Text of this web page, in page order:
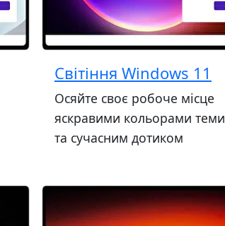
Світіння Windows 11
Осяйте своє робоче місце
яскравими кольорами теми
та сучасним дотиком